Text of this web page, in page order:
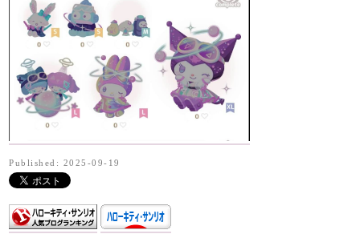
Published: 2025-09-19